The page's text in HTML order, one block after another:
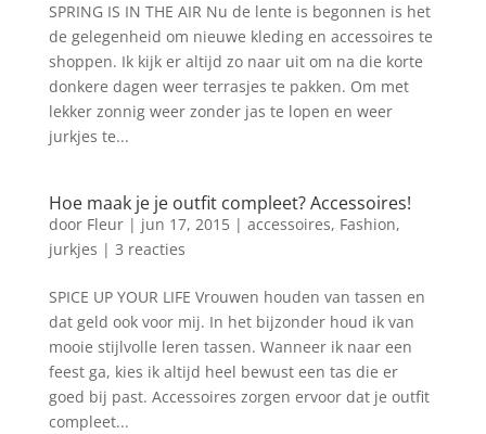
SPRING IS IN THE AIR Nu de lente is begonnen is het
de gelegenheid om nieuwe kleding en accessoires te
shoppen. Ik kijk er altijd zo naar uit om na die korte
donkere dagen weer terrasjes te pakken. Om met
lekker zonnig weer zonder jas te lopen en weer
jurkjes te...
Hoe maak je je outfit compleet? Accessoires!
door Fleur| jun 17, 2015| accessoires, Fashion,
jurkjes | 3 reacties
SPICE UP YOUR LIFE Vrouwen houden van tassen en
dat geld ook voor mij. In het bijzonder houd ik van
mooie stijlvolle leren tassen. Wanneer ik naar een
feest ga, kies ik altijd heel bewust een tas die er
goed bij past. Accessoires zorgen ervoor dat je outfit
compleet...